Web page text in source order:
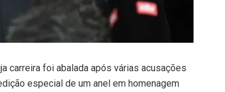
carreira foi abalada após várias acusações
especial de um anel em homenagem